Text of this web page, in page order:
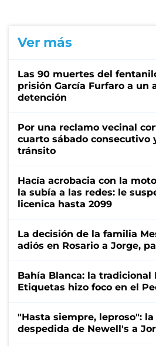
Ver más
Las 90 muertes del
prisión García Furfaro a un
detención
Por una reclamo vecinal
cuarto sábado consecutivo
tránsito
Hacía acrobacia con la
la subía a las redes: le
licenica hasta 2099
La decisión de la familia
adiós en Rosario a Jorge,
Bahía Blanca: la tradicional
Etiquetas hizo foco en el
"Hasta siempre, leproso":
despedida de Newell's a